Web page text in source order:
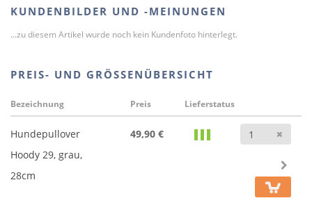
KUNDENBILDER UND -MEINUNGEN
...zu diesem Artikel wurde noch kein Kundenfoto hinterlegt.
PREIS- UND GRÖSSENÜBERSICHT
Bezeichnung Preis Lieferstatus
Hundepullover
Hoody 29, grau,
28cm
49,90 €